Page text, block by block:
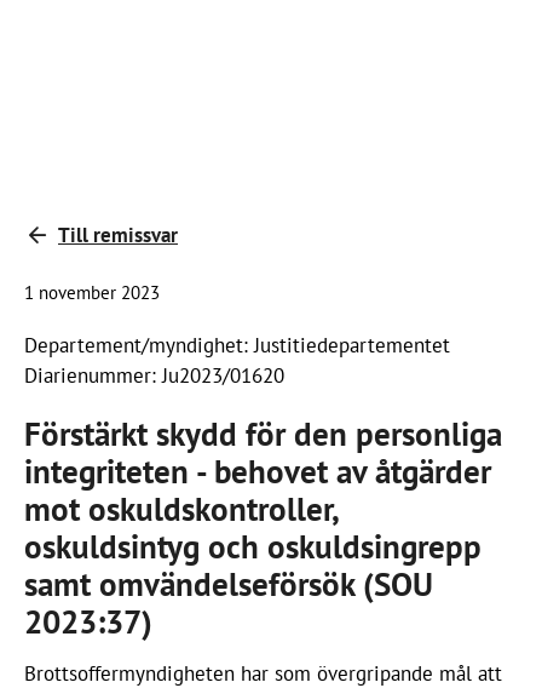
Till remissvar
1 november 2023
Departement/myndighet: Justitiedepartementet
Diarienummer: Ju2023/01620
Förstärkt skydd för den personliga
integriteten - behovet av åtgärder
mot oskuldskontroller,
oskuldsintyg och oskuldsingrepp
samt omvändelseförsök (SOU
2023:37)
Brottsoffermyndigheten har som övergripande mål att